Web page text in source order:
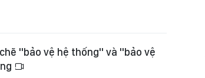
"bảo vệ hệ thống" và "bảo vệ